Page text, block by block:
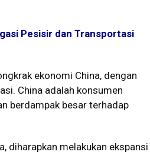
Pesisir dan Transportasi
ekonomi China, dengan
China adalah konsumen
berdampak besar terhadap
diharapkan melakukan ekspansi